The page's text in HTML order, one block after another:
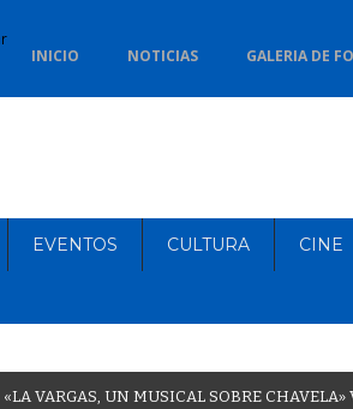
INICIO NOTICIAS GALERIA DE
EVENTOS CULTURA CINE
«LA VARGAS, UN MUSICAL SOBRE CHAVELA»